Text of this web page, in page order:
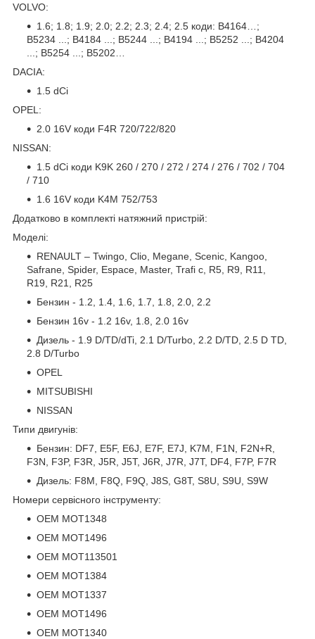
VOLVO:
1.6; 1.8; 1.9; 2.0; 2.2; 2.3; 2.4; 2.5 коди: B4164…;
B5234 ...; B4184 ...; B5244 ...; B4194 ...; B5252 ...; B4204
...; B5254 ...; B5202…
DACIA:
1.5 dCi
OPEL:
2.0 16V коди F4R 720/722/820
NISSAN:
1.5 dCi коди K9K 260 / 270 / 272 / 274 / 276 / 702 / 704
/ 710
1.6 16V коди K4M 752/753
Додатково в комплекті натяжний пристрій:
Моделі:
RENAULT – Twingo, Clio, Megane, Scenic, Kangoo,
Safrane, Spider, Espace, Master, Trafi c, R5, R9, R11,
R19, R21, R25
Бензин - 1.2, 1.4, 1.6, 1.7, 1.8, 2.0, 2.2
Бензин 16v - 1.2 16v, 1.8, 2.0 16v
Дизель - 1.9 D/TD/dTi, 2.1 D/Turbo, 2.2 D/TD, 2.5 D TD,
2.8 D/Turbo
OPEL
MITSUBISHI
NISSAN
Типи двигунів:
Бензин: DF7, E5F, E6J, E7F, E7J, K7M, F1N, F2N+R,
F3N, F3P, F3R, J5R, J5T, J6R, J7R, J7T, DF4, F7P, F7R
Дизель: F8M, F8Q, F9Q, J8S, G8T, S8U, S9U, S9W
Номери сервісного інструменту:
OEM MOT1348
OEM MOT1496
OEM MOT113501
OEM MOT1384
OEM MOT1337
OEM MOT1496
OEM MOT1340